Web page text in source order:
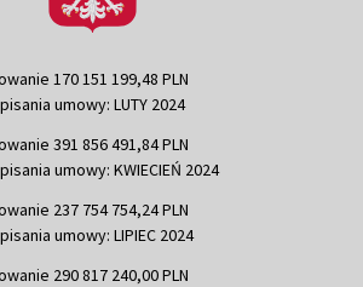
170 151 199,48 PLN
umowy: LUTY 2024
391 856 491,84 PLN
umowy: KWIECIEŃ 2024
237 754 754,24 PLN
umowy: LIPIEC 2024
290 817 240,00 PLN